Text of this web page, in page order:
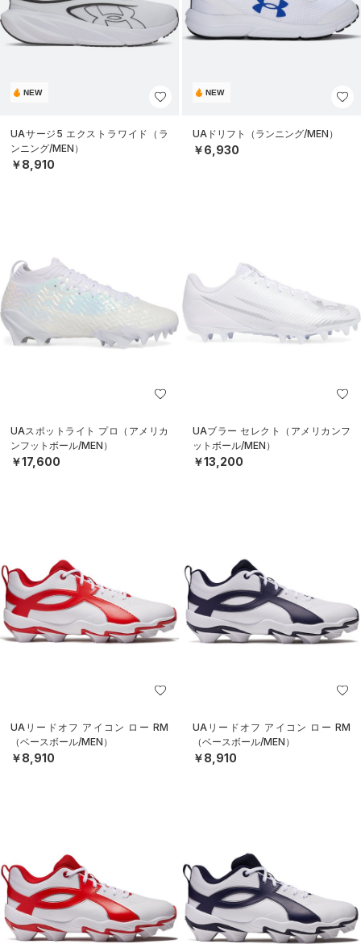
NEW
UAサージ5 エクストラワイド（ラ
ンニング/MEN）
￥8,910
NEW
UAドリフト（ランニング/MEN）
￥6,930
UAスポットライト プロ（アメリカ
ンフットボール/MEN）
￥17,600
UAブラー セレクト（アメリカンフ
ットボール/MEN）
￥13,200
UAリードオフ アイコン ロー RM
（ベースボール/MEN）
￥8,910
UAリードオフ アイコン ロー RM
（ベースボール/MEN）
￥8,910